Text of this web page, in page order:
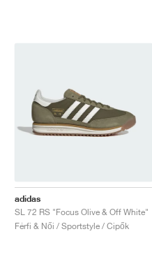
adidas
SL 72 RS "Focus Olive & Off White"
Férfi & Női / Sportstyle / Cipők